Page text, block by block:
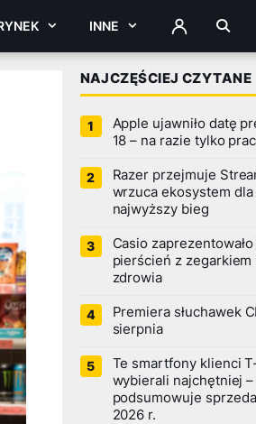
INNE ZALOGUJ
NAJCZĘŚCIEJ CZYTANE
Apple ujawniło datę
18 – na razie tylko
Razer przejmuje
wrzuca ekosystem
najwyższy bieg
Casio
pierścień z
zdrowia
Premiera słuchawek
sierpnia
Te smartfony klienci
wybierali najchętniej
podsumowuje
2026 r.